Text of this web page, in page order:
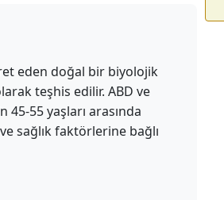
eden doğal bir biyolojik
teşhis edilir. ABD ve
55 yaşları arasında
sağlık faktörlerine bağlı